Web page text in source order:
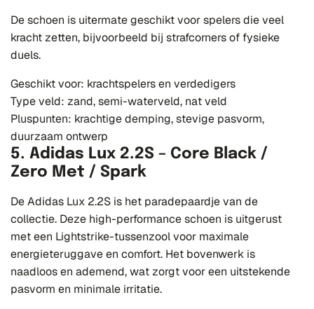
De schoen is uitermate geschikt voor spelers die veel
kracht zetten, bijvoorbeeld bij strafcorners of fysieke
duels.
Geschikt voor: krachtspelers en verdedigers
Type veld: zand, semi-waterveld, nat veld
Pluspunten: krachtige demping, stevige pasvorm,
duurzaam ontwerp
5. Adidas Lux 2.2S – Core Black /
Zero Met / Spark
De Adidas Lux 2.2S is het paradepaardje van de
collectie. Deze high-performance schoen is uitgerust
met een Lightstrike-tussenzool voor maximale
energieteruggave en comfort. Het bovenwerk is
naadloos en ademend, wat zorgt voor een uitstekende
pasvorm en minimale irritatie.